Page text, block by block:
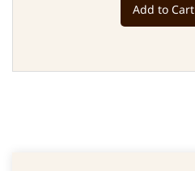
Add to Cart